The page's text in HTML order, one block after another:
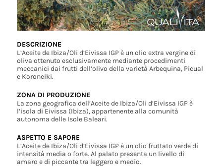
DESCRIZIONE
L’Aceite de Ibiza/Oli d’Eivissa IGP è un olio extra vergine di
oliva ottenuto esclusivamente mediante procedimenti
meccanici dai frutti dell’olivo della varietà Arbequina, Picual
e Koroneiki.
ZONA DI PRODUZIONE
La zona geografica dell’Aceite de Ibiza/Oli d’Eivissa IGP è
l’isola di Eivissa (Ibiza), appartenente alla comunità
autonoma delle Isole Baleari.
ASPETTO E SAPORE
L’Aceite de Ibiza/Oli d’Eivissa IGP è un olio fruttato verde di
intensità media o forte. Al palato presenta un livello di
amaro e di piccante tra leggero e medio.